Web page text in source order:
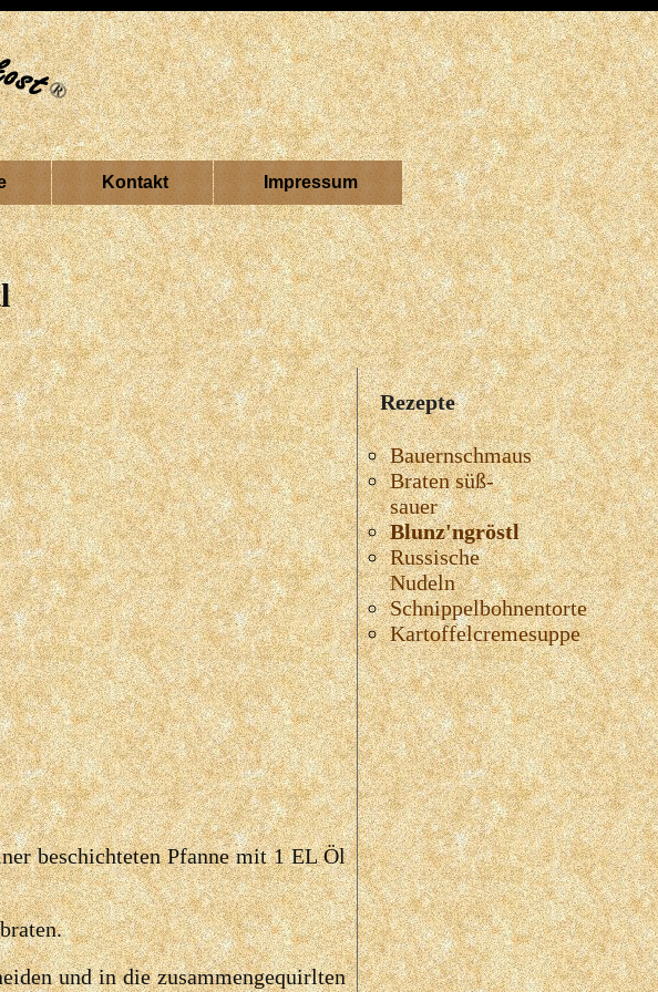
Kontakt Impressum
beschichteten Pfanne mit 1 EL Öl
und in die zusammengequirlten
Rezepte
Bauernschmaus
Braten süß-
sauer
Blunz'ngröstl
Russische
Nudeln
Schnippelbohnentorte
Kartoffelcremesuppe